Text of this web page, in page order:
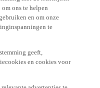
ons te helpen
en om onze
te
en cookies voor